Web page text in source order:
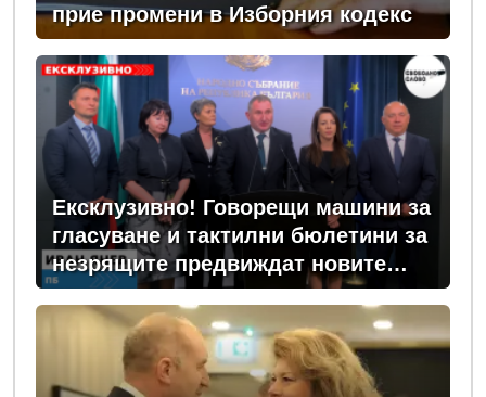
прие промени в Изборния кодекс
Ексклузивно! Говорещи машини за
гласуване и тактилни бюлетини за
незрящите предвиждат новите
изборни правила! (ВИДЕО)